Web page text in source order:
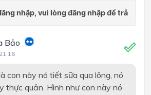
Bảo
con này nó tiết sữa qua lông, nó
thực quản. Hình như con này nó